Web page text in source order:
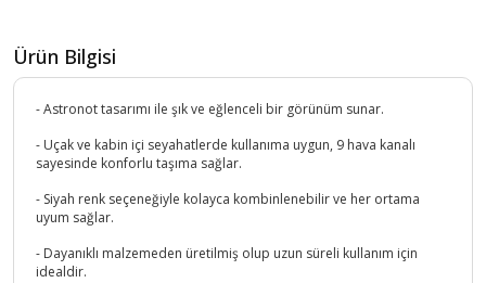
Ürün Bilgisi
- Astronot tasarımı ile şık ve eğlenceli bir görünüm sunar.
- Uçak ve kabin içi seyahatlerde kullanıma uygun, 9 hava kanalı
sayesinde konforlu taşıma sağlar.
- Siyah renk seçeneğiyle kolayca kombinlenebilir ve her ortama
uyum sağlar.
- Dayanıklı malzemeden üretilmiş olup uzun süreli kullanım için
idealdir.